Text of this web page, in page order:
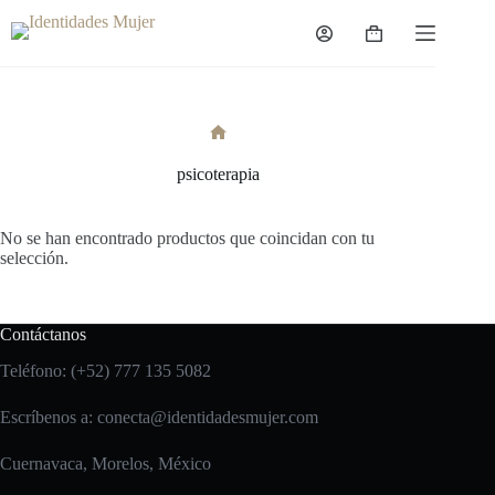
Carro
psicoterapia
No se han encontrado productos que coincidan con tu
selección.
Contáctanos
Teléfono: (+52) 777 135 5082
Escríbenos a: conecta@identidadesmujer.com
Cuernavaca, Morelos, México